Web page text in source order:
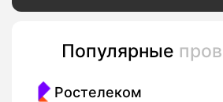
Популярные
Ростелеком